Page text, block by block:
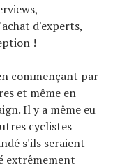
d'experts,
!
commençant par
et même en
Il y a même eu
cyclistes
s'ils seraient
extrêmement